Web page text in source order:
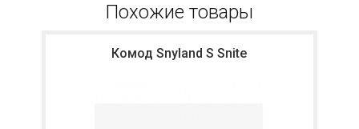
Похожие товары
Комод Snyland S Snite